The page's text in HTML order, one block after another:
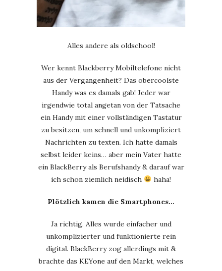
Alles andere als oldschool!
Wer kennt Blackberry Mobiltelefone nicht
aus der Vergangenheit? Das obercoolste
Handy was es damals gab! Jeder war
irgendwie total angetan von der Tatsache
ein Handy mit einer vollständigen Tastatur
zu besitzen, um schnell und unkompliziert
Nachrichten zu texten. Ich hatte damals
selbst leider keins… aber mein Vater hatte
ein BlackBerry als Berufshandy & darauf war
ich schon ziemlich neidisch
haha!
Plötzlich kamen die Smartphones…
Ja richtig. Alles wurde einfacher und
unkomplizierter und funktionierte rein
digital. BlackBerry zog allerdings mit &
brachte das KEYone auf den Markt, welches